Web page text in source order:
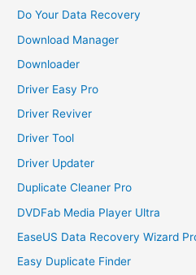
Do Your Data Recovery
Download Manager
Downloader
Driver Easy Pro
Driver Reviver
Driver Tool
Driver Updater
Duplicate Cleaner Pro
DVDFab Media Player Ultra
EaseUS Data Recovery Wizard
Easy Duplicate Finder